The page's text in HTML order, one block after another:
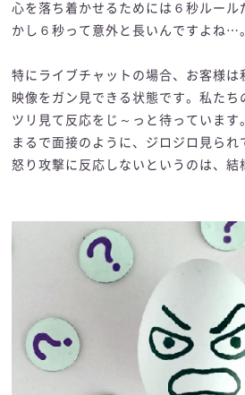
心を落ち着かせるためには６秒ルール
かし６秒って意外と長いんですよね…
特にライブチャットの場合、お客様は
映像をガン見できる状態です。私たち
ツリ見て反応をじ～っと待っています
まるで面接のように、ジロジロ見られ
怒り攻撃に反応しないというのは、結